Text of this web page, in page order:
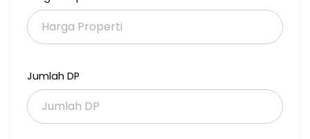
■Harga: Rp 60 Miliar
More Info:
0878 6504 8525
Jumlah DP